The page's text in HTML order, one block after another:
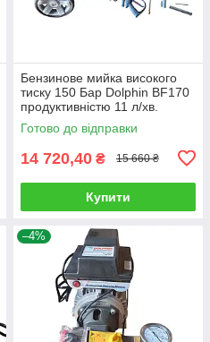
Бензинове мийка високого
тиску 150 Бар Dolphin BF170
продуктивністю 11 л/хв.
Готово до відправки
14 720,40 ₴ 15 660 ₴
Купити
–4%